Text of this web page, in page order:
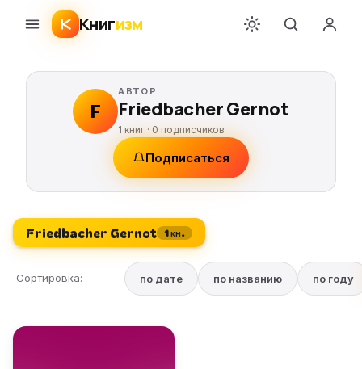
Книгизм
F
АВТОР
Friedbacher Gernot
1 книг · 0 подписчиков
Подписаться
Friedbacher Gernot 1 кн.
Сортировка: по дате по названию по году